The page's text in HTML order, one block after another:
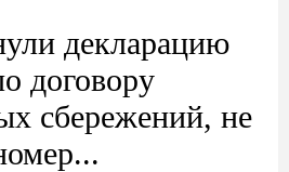
декларацию
договору
сбережений, не